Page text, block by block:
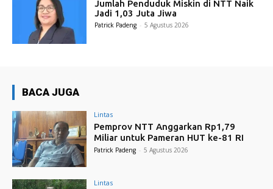
Jumlah Penduduk Miskin di NTT Naik
Jadi 1,03 Juta Jiwa
Patrick Padeng - 5 Agustus 2026
BACA JUGA
Lintas
Pemprov NTT Anggarkan Rp1,79
Miliar untuk Pameran HUT ke-81 RI
Patrick Padeng - 5 Agustus 2026
Lintas